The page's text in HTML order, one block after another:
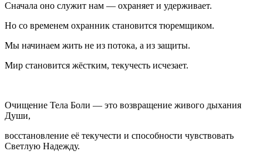
Сначала оно служит нам — охраняет и удерживает.
Но со временем охранник становится тюремщиком.
Мы начинаем жить не из потока, а из защиты.
Мир становится жёстким, текучесть исчезает.
Очищение Тела Боли — это возвращение живого дыхания
Души,
восстановление её текучести и способности чувствовать
Светлую Надежду.